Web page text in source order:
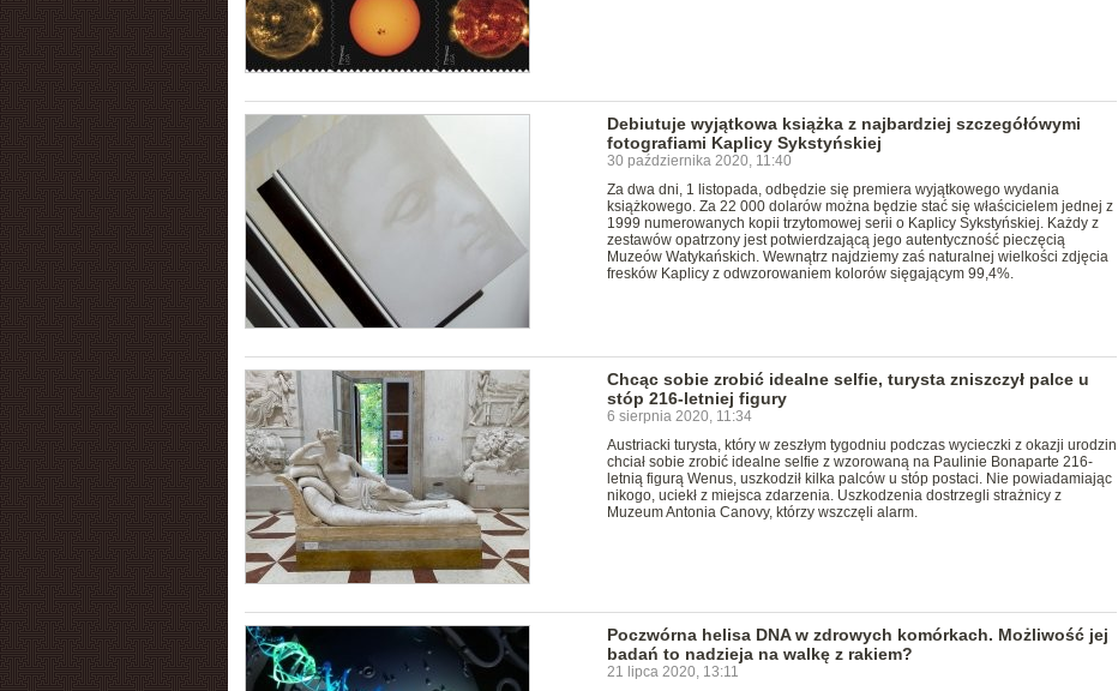
Debiutuje wyjątkowa książka z najbardziej szczegółówymi
fotografiami Kaplicy Sykstyńskiej
30 października 2020, 11:40
Za dwa dni, 1 listopada, odbędzie się premiera wyjątkowego wydania
książkowego. Za 22 000 dolarów można będzie stać się właścicielem jednej z
1999 numerowanych kopii trzytomowej serii o Kaplicy Sykstyńskiej. Każdy z
zestawów opatrzony jest potwierdzającą jego autentyczność pieczęcią
Muzeów Watykańskich. Wewnątrz najdziemy zaś naturalnej wielkości zdjęcia
fresków Kaplicy z odwzorowaniem kolorów sięgającym 99,4%.
Chcąc sobie zrobić idealne selfie, turysta zniszczył palce u
stóp 216-letniej figury
6 sierpnia 2020, 11:34
Austriacki turysta, który w zeszłym tygodniu podczas wycieczki z okazji urodzin
chciał sobie zrobić idealne selfie z wzorowaną na Paulinie Bonaparte 216-
letnią figurą Wenus, uszkodził kilka palców u stóp postaci. Nie powiadamiając
nikogo, uciekł z miejsca zdarzenia. Uszkodzenia dostrzegli strażnicy z
Muzeum Antonia Canovy, którzy wszczęli alarm.
Poczwórna helisa DNA w zdrowych komórkach. Możliwość jej
badań to nadzieja na walkę z rakiem?
21 lipca 2020, 13:11